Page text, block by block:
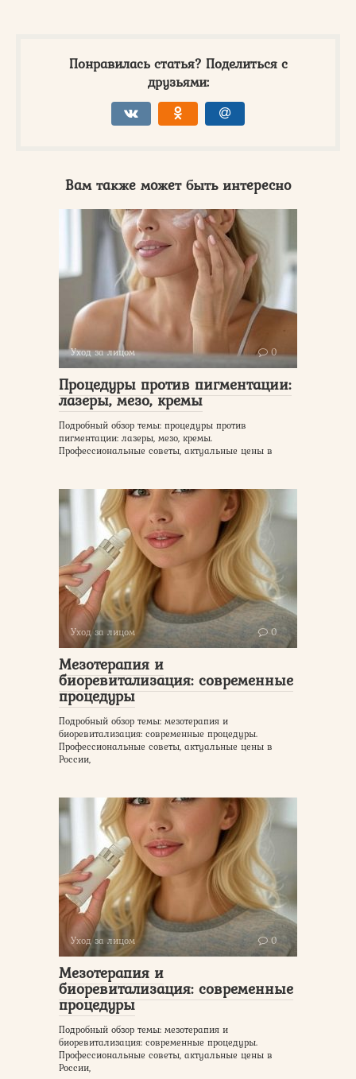
Понравилась статья? Поделиться с
друзьями:
Вам также может быть интересно
Уход за лицом 0
Процедуры против пигментации:
лазеры, мезо, кремы
Подробный обзор темы: процедуры против
пигментации: лазеры, мезо, кремы.
Профессиональные советы, актуальные цены в
Уход за лицом 0
Мезотерапия и
биоревитализация: современные
процедуры
Подробный обзор темы: мезотерапия и
биоревитализация: современные процедуры.
Профессиональные советы, актуальные цены в
России,
Уход за лицом 0
Мезотерапия и
биоревитализация: современные
процедуры
Подробный обзор темы: мезотерапия и
биоревитализация: современные процедуры.
Профессиональные советы, актуальные цены в
России,